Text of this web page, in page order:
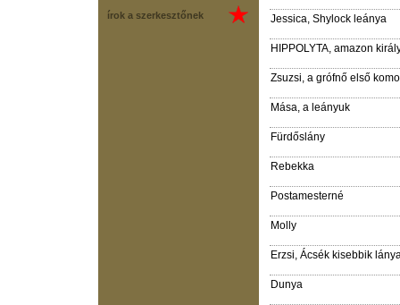
Jessica, Shylock leánya
HIPPOLYTA, amazon
Zsuzsi, a grófnő első
Mása, a leányuk
Fürdőslány
Rebekka
Postamesterné
Molly
Erzsi, Ácsék kisebbik
Dunya
írok a szerkesztőnek